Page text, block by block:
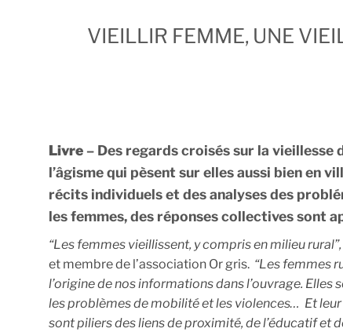
VIEILLIR FEMME, UNE
Livre– Des regards croisés sur la vieillesse
l’âgisme qui pèsent sur elles aussi bien en
récits individuels et des analyses des
les femmes, des réponses collectives sont
“Les femmes vieillissent, y compris en milieu rural”,
et membre de l’association Or gris. “Les femmes
l’origine de nos informations dans l’ouvrage. Elles
les problèmes de mobilité et les violences… Et
sont piliers des liens de proximité, de l’éducatif et